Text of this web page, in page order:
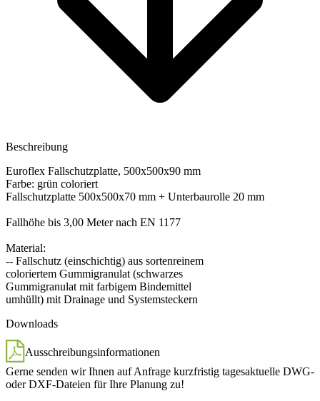
Beschreibung
Euroflex Fallschutzplatte, 500x500x90 mm
Farbe: grün coloriert
Fallschutzplatte 500x500x70 mm + Unterbaurolle 20 mm
Fallhöhe bis 3,00 Meter nach EN 1177
Material:
-- Fallschutz (einschichtig) aus sortenreinem
coloriertem Gummigranulat (schwarzes
Gummigranulat mit farbigem Bindemittel
umhüllt) mit Drainage und Systemsteckern
Downloads
Ausschreibungsinformationen
Gerne senden wir Ihnen auf Anfrage kurzfristig tagesaktuelle DWG-
oder DXF-Dateien für Ihre Planung zu!